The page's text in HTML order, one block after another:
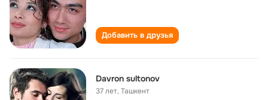
Добавить в друзья
Davron sultonov
37 лет,Ташкент